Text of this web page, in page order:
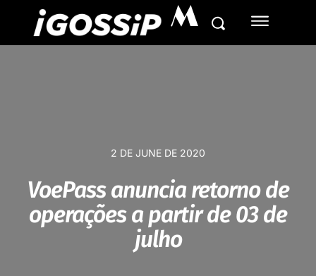
M
2 DE JUNE DE 2020
VoePass anuncia retorno de
operações a partir de 03 de
julho